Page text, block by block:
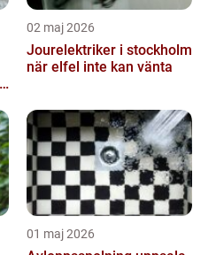
02 maj 2026
Jourelektriker i stockholm
när elfel inte kan vänta
01 maj 2026